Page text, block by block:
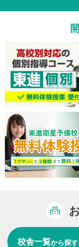
校舎一覧から探す